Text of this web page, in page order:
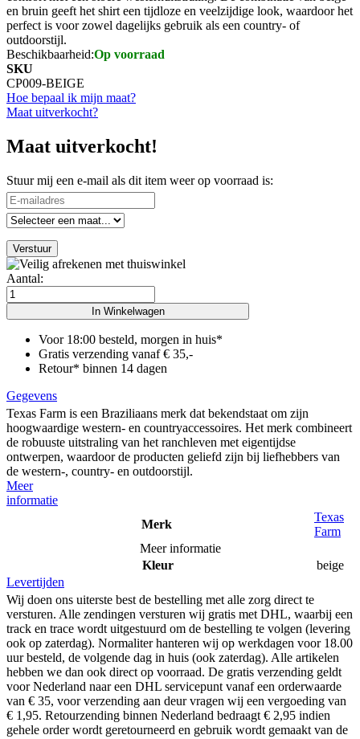
en bruin geeft het shirt een tijdloze en veelzijdige look, waardoor het
perfect is voor zowel dagelijks gebruik als een country- of
outdoorstijl.
Beschikbaarheid:Op voorraad
SKU
CP009-BEIGE
Hoe bepaal ik mijn maat?
Maat uitverkocht?
Maat uitverkocht!
Stuur mij een e-mail als dit item weer op voorraad is:
Verstuur
Aantal:
In Winkelwagen
Voor 18:00 besteld, morgen in huis*
Gratis verzending vanaf € 35,-
Retour* binnen 14 dagen
Gegevens
Texas Farm is een Braziliaans merk dat bekendstaat om zijn
hoogwaardige western- en countryaccessoires. Het merk combineert
de robuuste uitstraling van het ranchleven met eigentijdse
ontwerpen, waardoor de producten geliefd zijn bij liefhebbers van
de western-, country- en outdoorstijl.
Meer
informatie
Merk
Texas
Farm
Meer informatie
Kleur
beige
Levertijden
Wij doen ons uiterste best de bestelling met alle zorg direct te
versturen. Alle zendingen versturen wij gratis met DHL, waarbij een
track en trace wordt uitgestuurd om de bestelling te volgen (levering
ook op zaterdag). Normaliter hanteren wij op werkdagen voor 18.00
uur besteld, de volgende dag in huis (ook zaterdag). Alle artikelen
hebben we dan ook direct op voorraad. De gratis verzending geldt
voor Nederland naar een DHL servicepunt vanaf een orderwaarde
van € 35, voor verzending aan deur vragen wij een vergoeding van
€ 1,95. Retourzending binnen Nederland bedraagt € 2,95 indien
gehele order wordt geretourneerd en gebruik wordt gemaakt van de